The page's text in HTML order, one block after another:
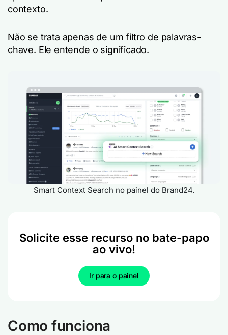
contexto.
Não se trata apenas de um filtro de palavras-
chave. Ele entende o significado.
Smart Context Search no painel do Brand24.
Solicite esse recurso no bate-papo
ao vivo!
Ir para o painel
Como funciona